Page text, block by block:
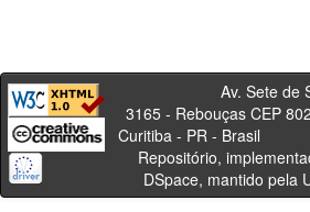
Av. Sete de
3165 - Rebouças CEP
Curitiba - PR -
Repositório,
DSpace, mantido pela